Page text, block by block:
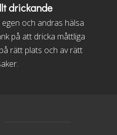
drickande
och andras hälsa
på att dricka måttliga
rätt plats och av rätt